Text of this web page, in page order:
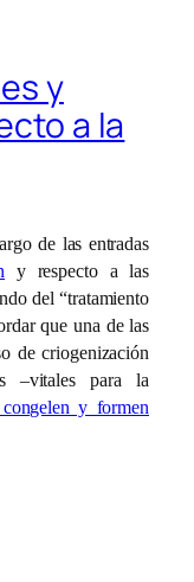
y
a la
de las entradas
y respecto a las
del “tratamiento
que una de las
de criogenización
–vitales para la
y formen